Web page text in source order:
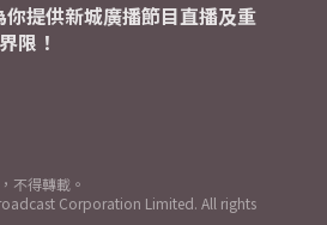
提供新城廣播節目直播及重
限！
不得轉載。
Corporation Limited. All rights